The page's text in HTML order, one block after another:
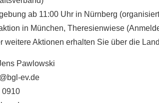
ab 11:00 Uhr in Nürnberg
in München, Theresienwiese
weitere Aktionen erhalten Sie über die
Pawlowski
ev.de
0910